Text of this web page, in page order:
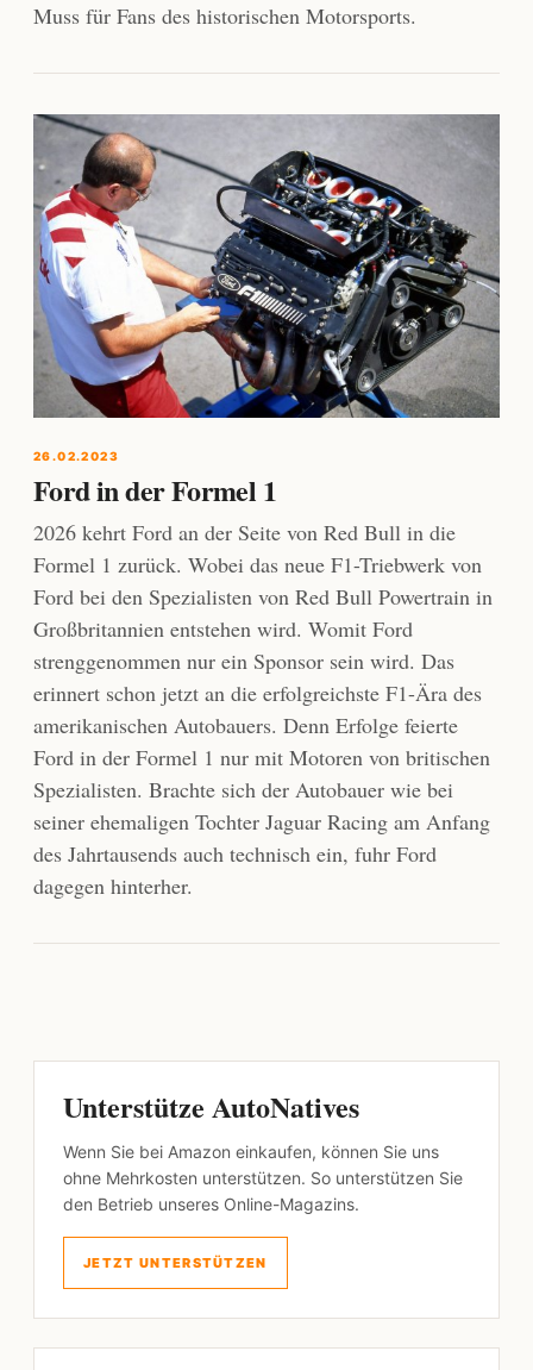
Muss für Fans des historischen Motorsports.
26.02.2023
Ford in der Formel 1
2026 kehrt Ford an der Seite von Red Bull in die
Formel 1 zurück. Wobei das neue F1-Triebwerk von
Ford bei den Spezialisten von Red Bull Powertrain in
Großbritannien entstehen wird. Womit Ford
strenggenommen nur ein Sponsor sein wird. Das
erinnert schon jetzt an die erfolgreichste F1-Ära des
amerikanischen Autobauers. Denn Erfolge feierte
Ford in der Formel 1 nur mit Motoren von britischen
Spezialisten. Brachte sich der Autobauer wie bei
seiner ehemaligen Tochter Jaguar Racing am Anfang
des Jahrtausends auch technisch ein, fuhr Ford
dagegen hinterher.
Unterstütze AutoNatives
Wenn Sie bei Amazon einkaufen, können Sie uns
ohne Mehrkosten unterstützen. So unterstützen Sie
den Betrieb unseres Online-Magazins.
JETZT UNTERSTÜTZEN